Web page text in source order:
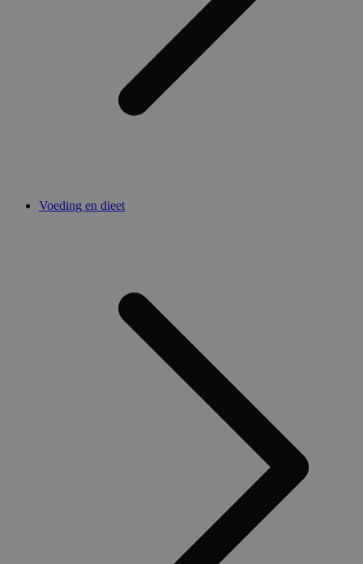
Voeding en dieet